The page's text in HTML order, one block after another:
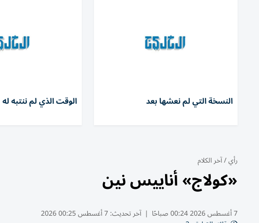
النسخة التي لم نعشها بعد الوقت الذي لم ننتبه له
رأي/آخر الكلام
«كولاج» أناييس نين
7 أغسطس 2026 00:24 صباحًا | آخر تحديث:7 أغسطس 00:25 2026